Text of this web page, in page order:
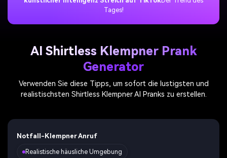
Tages!
AI Shirtless Klempner Prank
Generator
Verwenden Sie diese Tipps, um sofort die lustigsten und
realistischsten Shirtless Klempner AI Pranks zu erstellen.
Notfall-Klempner Anruf
Realistische häusliche Umgebung